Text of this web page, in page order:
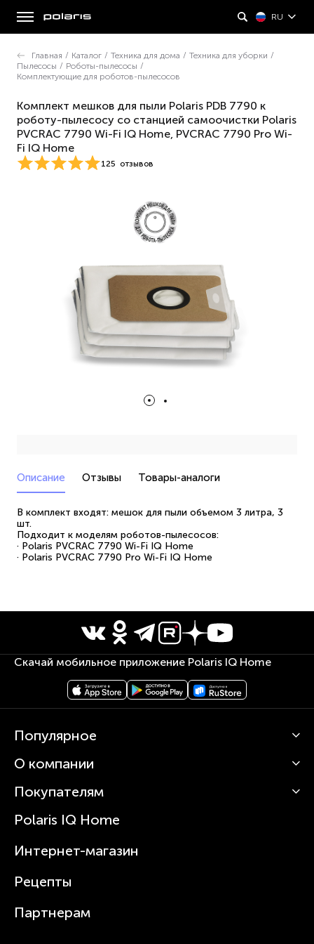
RU
Главная / Каталог / Техника для дома / Техника для уборки /
Пылесосы / Роботы-пылесосы /
Комплектующие для роботов-пылесосов
Комплект мешков для пыли Polaris PDB 7790 к
роботу-пылесосу со станцией самоочистки Polaris
PVCRAC 7790 Wi-Fi IQ Home, PVCRAC 7790 Pro Wi-
Fi IQ Home
125 отзывов
Описание Отзывы Товары-аналоги
В комплект входят: мешок для пыли объемом 3 литра, 3
шт.
Подходит к моделям роботов-пылесосов:
· Polaris PVCRAC 7790 Wi-Fi IQ Home
· Polaris PVCRAC 7790 Pro Wi-Fi IQ Home
Скачай мобильное приложение Polaris IQ Home
Популярное
Кофемашины
Вертикальные пылесосы
Зубные щетки и ирригаторы
Увлажнители
Посуда
О компании
О Polaris
Статьи
Покупателям
Сервисные центры
Где купить
Polaris IQ Home
Интернет-магазин
Рецепты
Партнерам